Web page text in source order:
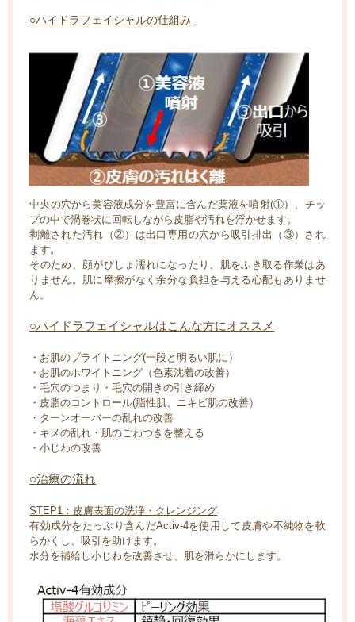
○ハイドラフェイシャルの仕組み
中央の穴から美容液成分を豊富に含んだ薬液を噴射(①）、チッ
プの中で渦巻状に回転しながら皮脂や汚れを浮かせます。
剥離された汚れ（②）は出口専用の穴から吸引排出（③）され
ます。
そのため、顔がびしょ濡れになったり、肌をふき取る作業はあ
りません。肌に摩擦がなく余分な負担を与える心配もありませ
ん。
○ハイドラフェイシャルはこんな方にオススメ
・お肌のブライトニング(一段と明るい肌に）
・お肌のホワイトニング（色素沈着の改善）
・毛穴のつまり・毛穴の開きの引き締め
・皮脂のコントロール(脂性肌、ニキビ肌の改善）
・ターンオーバーの乱れの改善
・キメの乱れ・肌のごわつきを整える
・小じわの改善
○治療の流れ
STEP1：皮膚表面の洗浄・クレンジング
有効成分をたっぷり含んだActiv-4を使用して皮膚や不純物を軟
らかくし、吸引を助けます。
水分を補給し小じわを改善させ、肌を滑らかにします。